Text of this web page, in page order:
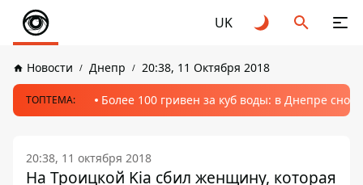
UK
Новости Днепр 20:38, 11 Октября 2018
ТОПТЕМА: Более 100 гривен за куб воды: в Днепре
20:38, 11 октября 2018
На Троицкой Kia сбил женщину, которая